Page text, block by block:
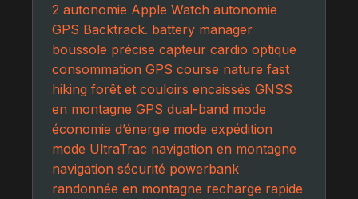
2 autonomie Apple Watch autonomie
GPS Backtrack. battery manager
boussole précise capteur cardio optique
consommation GPS course nature fast
hiking forêt et couloirs encaissés GNSS
en montagne GPS dual-band mode
économie d’énergie mode expédition
mode UltraTrac navigation en montagne
navigation sécurité powerbank
randonnée en montagne recharge rapide